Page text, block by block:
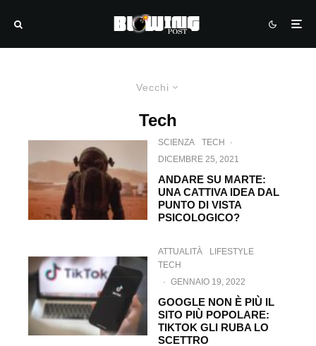
Vecchi
Tech
SCIENZA TECH
·
DICEMBRE 25, 2021
ANDARE SU MARTE:
UNA CATTIVA IDEA DAL
PUNTO DI VISTA
PSICOLOGICO?
ATTUALITÀ
LIFESTYLE
TECH
· GENNAIO 19, 2022
GOOGLE NON È PIÙ IL
SITO PIÙ POPOLARE:
TIKTOK GLI RUBA LO
SCETTRO